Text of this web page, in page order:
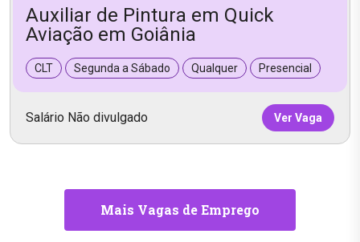
Auxiliar de Pintura em Quick
Aviação em Goiânia
CLT Segunda a Sábado Qualquer Presencial
Salário Não divulgado Ver Vaga
Mais Vagas de Emprego